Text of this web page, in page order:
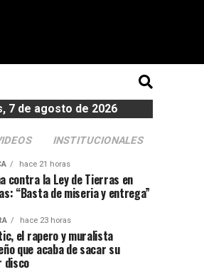
7 de agosto de 2026
INSTITUCIONALES
hace 21 horas
contra la Ley de Tierras en
“Basta de miseria y entrega”
hace 23 horas
el rapero y muralista
que acaba de sacar su
disco